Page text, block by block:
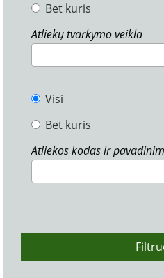
Bet kuris
Atliekų tvarkymo veikla
Visi
Bet kuris
Atliekos kodas ir